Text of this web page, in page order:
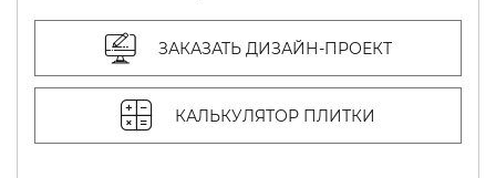
ЗАКАЗАТЬ ДИЗАЙН-ПРОЕКТ
КАЛЬКУЛЯТОР ПЛИТКИ